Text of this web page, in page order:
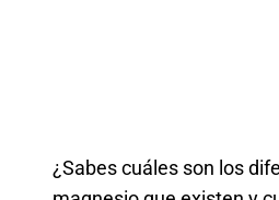
¿Sabes cuáles son los